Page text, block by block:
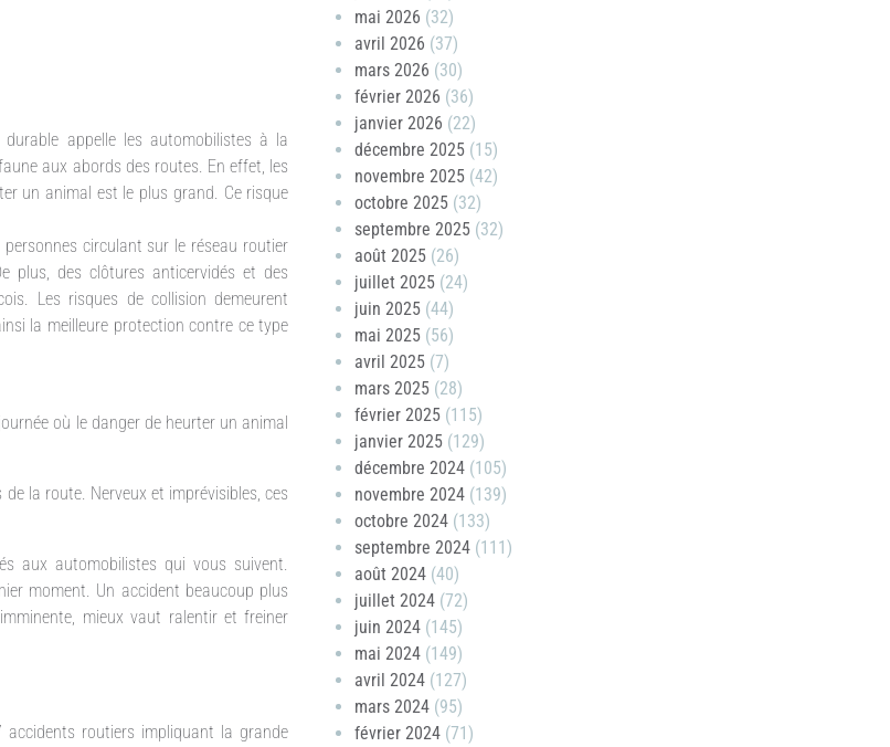
appelle les automobilistes à la
aux abords des routes. En effet, les
un animal est le plus grand. Ce risque
circulant sur le réseau routier
plus, des clôtures anticervidés et des
Les risques de collision demeurent
la meilleure protection contre ce type
où le danger de heurter un animal
la route. Nerveux et imprévisibles, ces
aux automobilistes qui vous suivent.
moment. Un accident beaucoup plus
mieux vaut ralentir et freiner
accidents routiers impliquant la grande
mai 2026 (32)
avril 2026 (37)
mars 2026 (30)
février 2026 (36)
janvier 2026 (22)
décembre 2025 (15)
novembre 2025 (42)
octobre 2025 (32)
septembre 2025 (32)
août 2025 (26)
juillet 2025 (24)
juin 2025 (44)
mai 2025 (56)
avril 2025 (7)
mars 2025 (28)
février 2025 (115)
janvier 2025 (129)
décembre 2024 (105)
novembre 2024 (139)
octobre 2024 (133)
septembre 2024 (111)
août 2024 (40)
juillet 2024 (72)
juin 2024 (145)
mai 2024 (149)
avril 2024 (127)
mars 2024 (95)
février 2024 (71)